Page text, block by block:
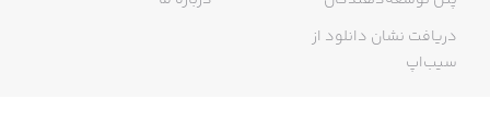
دریافت نشان دانلود از
سیب‌اپ